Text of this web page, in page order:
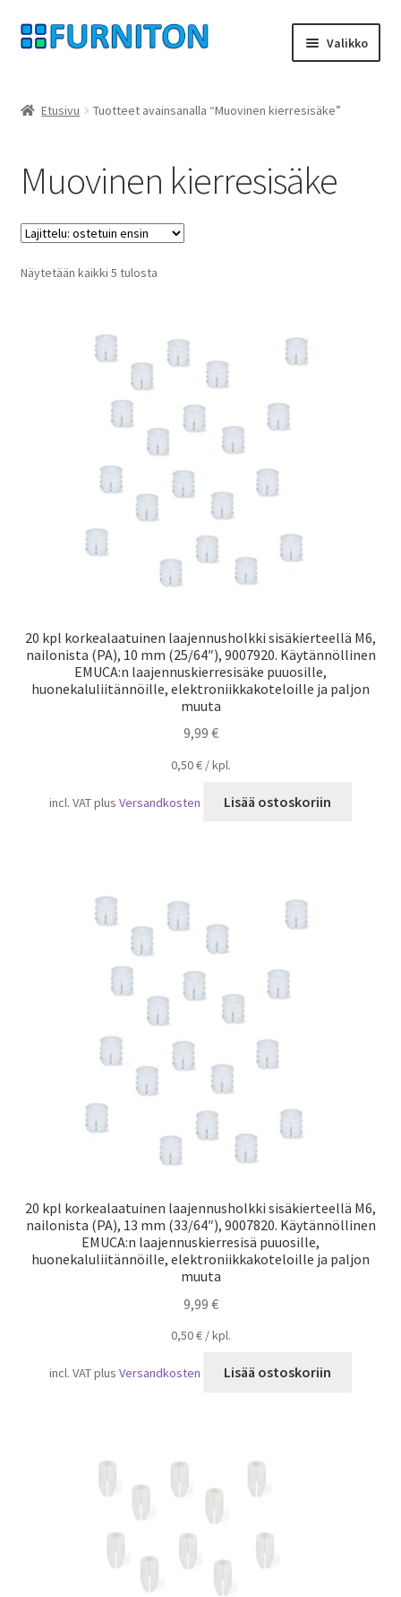
Siirry
navigointiin
Siirry
sisältöön
Valikko
yksityisyyttä
peruuttamisoikeus
Ottaa yhteyttä
Etusivu Tuotteet avainsanalla “Muovinen kierresisäke”
Muovinen kierresisäke
Näytetään kaikki 5 tulostaSuosituimmat
20 kpl korkealaatuinen laajennusholkki sisäkierteellä M6,
nailonista (PA), 10 mm (25/64″), 9007920. Käytännöllinen
EMUCA:n laajennuskierresisäke puuosille,
huonekaluliitännöille, elektroniikkakoteloille ja paljon
muuta
9,99 €
0,50€/kpl.
incl. VATplusVersandkosten Lisää ostoskoriin
20 kpl korkealaatuinen laajennusholkki sisäkierteellä M6,
nailonista (PA), 13 mm (33/64″), 9007820. Käytännöllinen
EMUCA:n laajennuskierresisä puuosille,
huonekaluliitännöille, elektroniikkakoteloille ja paljon
muuta
9,99 €
0,50€/kpl.
incl. VATplusVersandkosten Lisää ostoskoriin